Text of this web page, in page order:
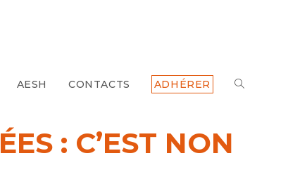
AESH CONTACTS ADHÉRER TOGGLE
: C’EST NON